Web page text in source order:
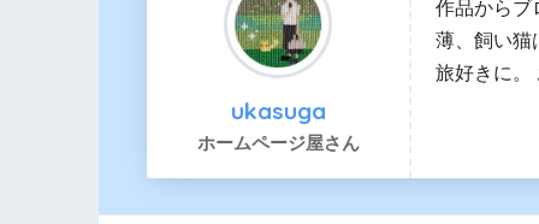
ukasuga
ホームページ屋さん
作品からブ
薄、飼い猫
旅好きに。